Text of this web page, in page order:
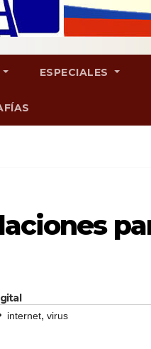
ESPECIALES
internet, virus